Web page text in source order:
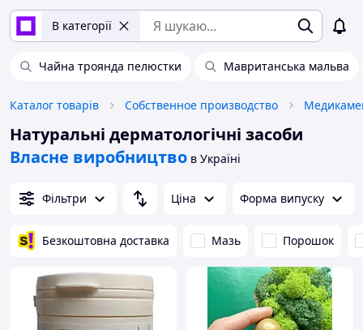
В категорії
Чайна троянда пелюстки Мавританська мальва
Каталог товарів Собственное производство
Натуральні дерматологічні засоби
Власне виробництво в Україні
Фільтри Ціна Форма випуску
Безкоштовна доставка Мазь Порошок